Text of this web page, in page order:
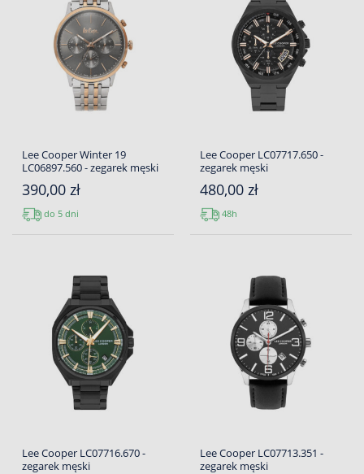
Lee Cooper Winter 19
LC06897.560 - zegarek męski
390,00 zł
do 5 dni
Lee Cooper LC07717.650 -
zegarek męski
480,00 zł
48h
Lee Cooper LC07716.670 -
zegarek męski
Lee Cooper LC07713.351 -
zegarek męski